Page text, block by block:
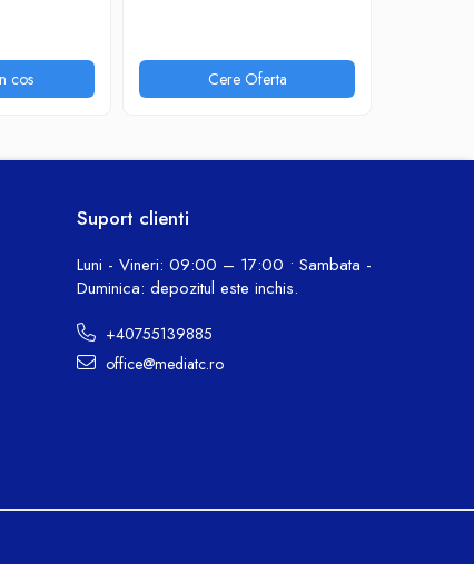
cos Cere Oferta
Suport clienti
Luni - Vineri: 09:00 – 17:00 • Sambata -
Duminica: depozitul este inchis.
+40755139885
office@mediatc.ro